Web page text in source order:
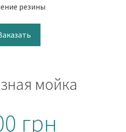
резины
мойка
грн